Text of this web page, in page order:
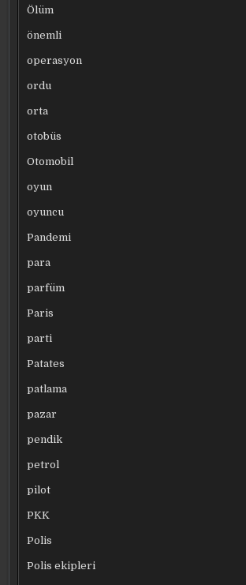
Ölüm
önemli
operasyon
ordu
orta
otobüs
Otomobil
oyun
oyuncu
Pandemi
para
parfüm
Paris
parti
Patates
patlama
pazar
pendik
petrol
pilot
PKK
Polis
Polis ekipleri